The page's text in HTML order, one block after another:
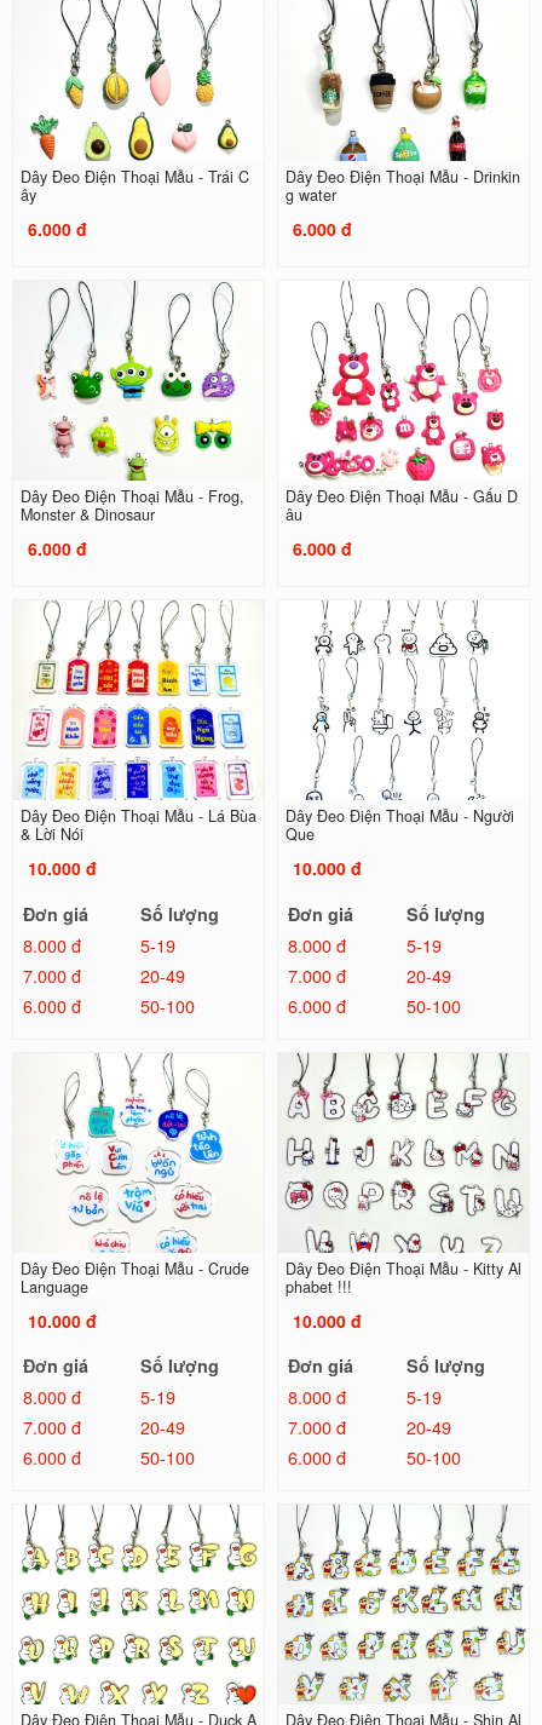
Dây Đeo Điện Thoại Mẫu - Trái C
ây
6.000 đ
Dây Đeo Điện Thoại Mẫu - Drinkin
g water
6.000 đ
Dây Đeo Điện Thoại Mẫu - Frog,
Monster & Dinosaur
6.000 đ
Dây Đeo Điện Thoại Mẫu - Gấu D
âu
6.000 đ
Dây Đeo Điện Thoại Mẫu - Lá Bùa
& Lời Nói
10.000 đ
Đơn giá
Số lượng
8.000 đ
5-19
7.000 đ
20-49
6.000 đ
50-100
Dây Đeo Điện Thoại Mẫu - Người
Que
10.000 đ
Đơn giá
Số lượng
8.000 đ
5-19
7.000 đ
20-49
6.000 đ
50-100
Dây Đeo Điện Thoại Mẫu - Crude
Language
10.000 đ
Đơn giá
Số lượng
8.000 đ
5-19
7.000 đ
20-49
6.000 đ
50-100
Dây Đeo Điện Thoại Mẫu - Kitty Al
phabet !!!
10.000 đ
Đơn giá
Số lượng
8.000 đ
5-19
7.000 đ
20-49
6.000 đ
50-100
Dây Đeo Điện Thoại Mẫu - Duck A Dây Đeo Điện Thoại Mẫu - Shin Al